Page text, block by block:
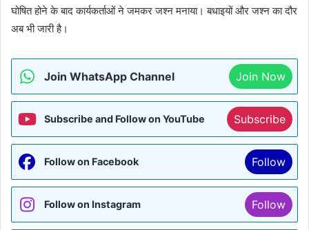
घोषित होने के बाद कार्यकर्ताओं ने जमकर जश्न मनाया। बधाइयों और जश्न का दौर
अब भी जारी है।
Join WhatsApp Channel Join Now
Subscribe and Follow on YouTube Subscribe
Follow on Facebook Follow
Follow on Instagram Follow